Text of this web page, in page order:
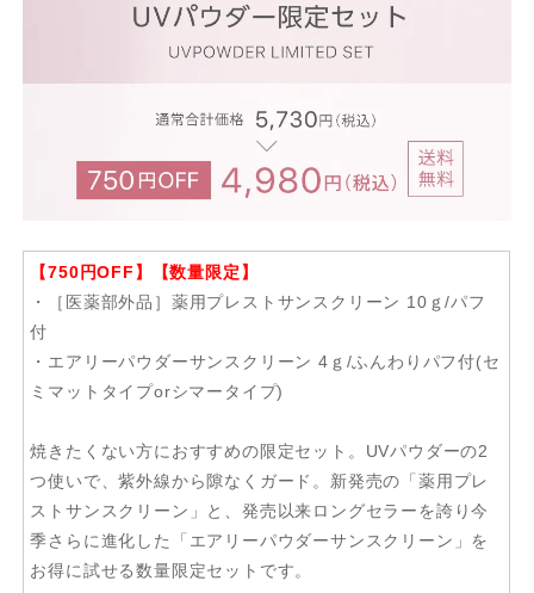
【750円OFF】【数量限定】
・［医薬部外品］薬用プレストサンスクリーン 10ｇ/パフ
付
・エアリーパウダーサンスクリーン 4ｇ/ふんわりパフ付(セ
ミマットタイプorシマータイプ)
焼きたくない方におすすめの限定セット。UVパウダーの2
つ使いで、紫外線から隙なくガード。新発売の「薬用プレ
ストサンスクリーン」と、発売以来ロングセラーを誇り今
季さらに進化した「エアリーパウダーサンスクリーン」を
お得に試せる数量限定セットです。